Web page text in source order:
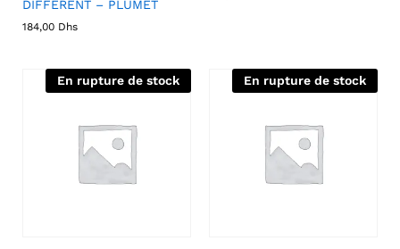
DIFFERENT – PLUMET
184,00 Dhs
En rupture de stock En rupture de stock